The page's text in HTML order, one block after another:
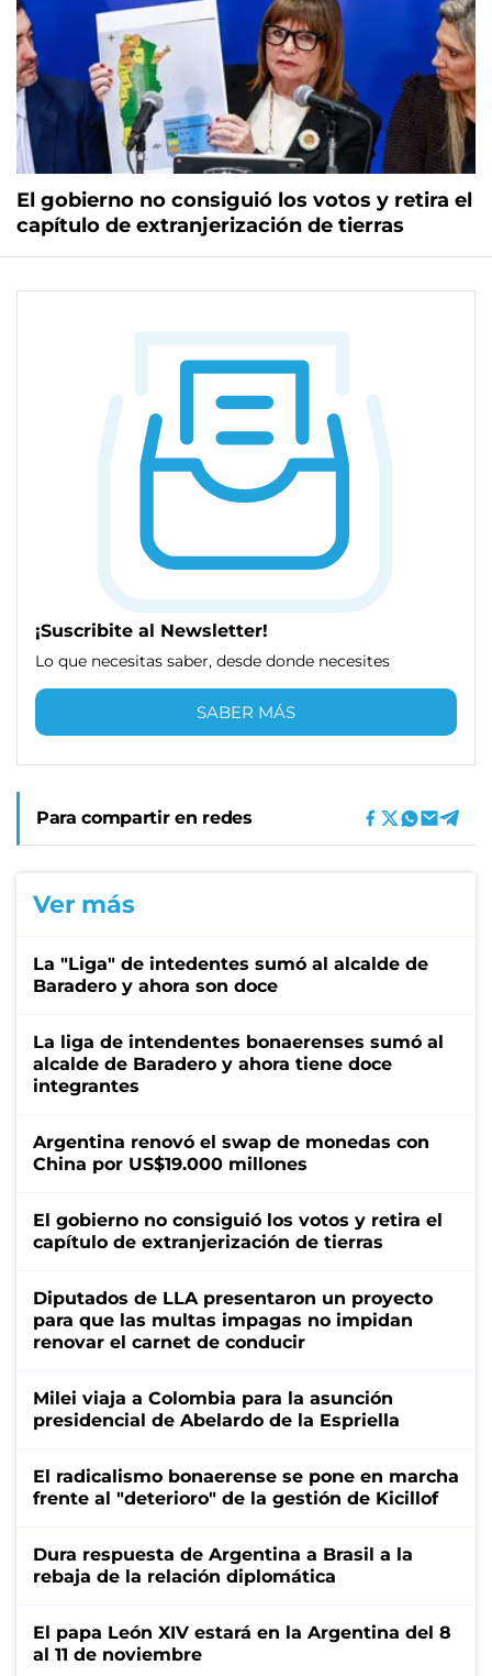
El gobierno no consiguió los votos y retira el
capítulo de extranjerización de tierras
¡Suscribite al Newsletter!
Lo que necesitas saber, desde donde necesites
SABER MÁS
Para compartir en redes
Ver más
La "Liga" de intedentes sumó al alcalde de
Baradero y ahora son doce
La liga de intendentes bonaerenses sumó al
alcalde de Baradero y ahora tiene doce
integrantes
Argentina renovó el swap de monedas con
China por US$19.000 millones
El gobierno no consiguió los votos y retira el
capítulo de extranjerización de tierras
Diputados de LLA presentaron un proyecto
para que las multas impagas no impidan
renovar el carnet de conducir
Milei viaja a Colombia para la asunción
presidencial de Abelardo de la Espriella
El radicalismo bonaerense se pone en marcha
frente al "deterioro" de la gestión de Kicillof
Dura respuesta de Argentina a Brasil a la
rebaja de la relación diplomática
El papa León XIV estará en la Argentina del 8
al 11 de noviembre